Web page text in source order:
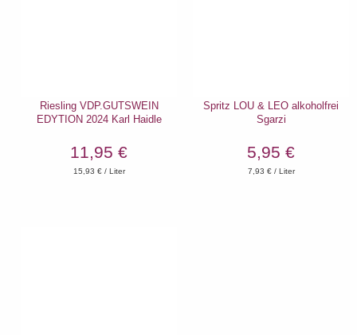
Riesling VDP.GUTSWEIN
EDYTION 2024 Karl Haidle
11,95 €
15,93 € / Liter
Spritz LOU & LEO alkoholfrei
Sgarzi
5,95 €
7,93 € / Liter